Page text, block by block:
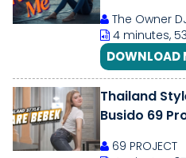
The Owner
4 minutes,
DOWNLOAD
Thailand
Busido 69
69 PROJECT